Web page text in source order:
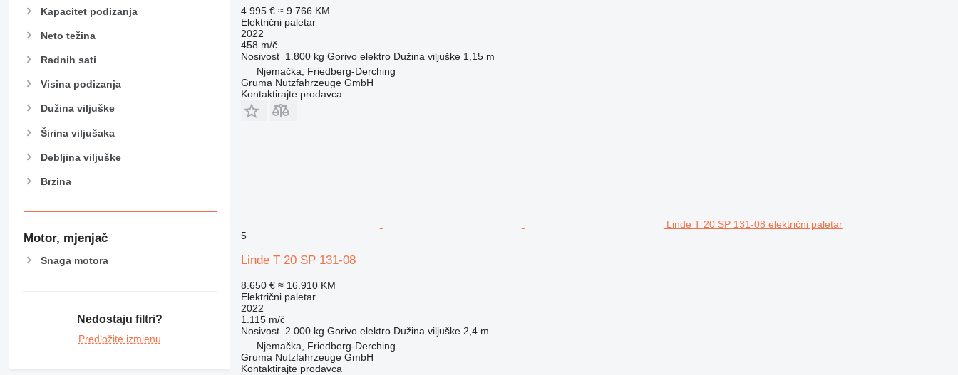
Kapacitet podizanja
Neto težina
Radnih sati
Visina podizanja
Dužina viljuške
Širina viljušaka
Debljina viljuške
Brzina
Motor, mjenjač
Snaga motora
Nedostaju filtri?
Predložite izmjenu
4.995 € ≈ 9.766 KM
Električni paletar
2022
458 m/č
Nosivost 1.800 kg Gorivo elektro Dužina viljuške 1,15 m
Njemačka, Friedberg-Derching
Gruma Nutzfahrzeuge GmbH
Kontaktirajte prodavca
Linde T 20 SP 131-08 električni paletar
5
Linde T 20 SP 131-08
8.650 € ≈ 16.910 KM
Električni paletar
2022
1.115 m/č
Nosivost 2.000 kg Gorivo elektro Dužina viljuške 2,4 m
Njemačka, Friedberg-Derching
Gruma Nutzfahrzeuge GmbH
Kontaktirajte prodavca